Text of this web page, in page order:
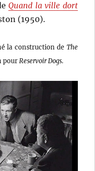
Quand la ville dort
(1950).
la construction de The
pour Reservoir Dogs.